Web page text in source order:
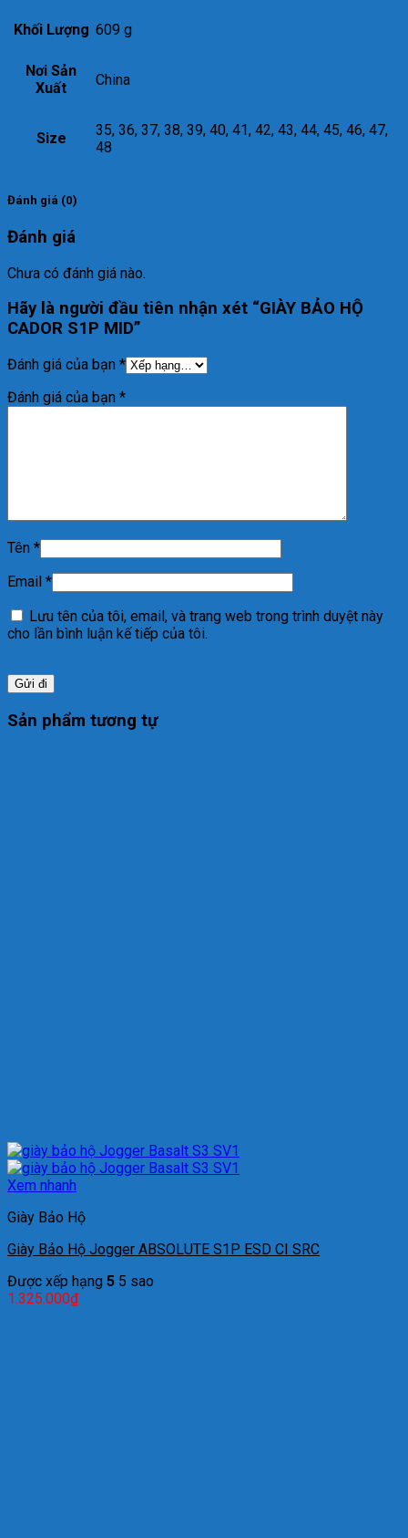
Khối Lượng 609 g
Nơi Sản
Xuất
China
Size
35, 36, 37, 38, 39, 40, 41, 42, 43, 44, 45, 46, 47,
48
Đánh giá (0)
Đánh giá
Chưa có đánh giá nào.
Hãy là người đầu tiên nhận xét “GIÀY BẢO HỘ
CADOR S1P MID”
Đánh giá của bạn *
Đánh giá của bạn *
Tên *
Email *
Lưu tên của tôi, email, và trang web trong trình duyệt này
cho lần bình luận kế tiếp của tôi.
Sản phẩm tương tự
Xem nhanh
Giày Bảo Hộ
Giày Bảo Hộ Jogger ABSOLUTE S1P ESD CI SRC
Được xếp hạng 5 5 sao
1.325.000₫